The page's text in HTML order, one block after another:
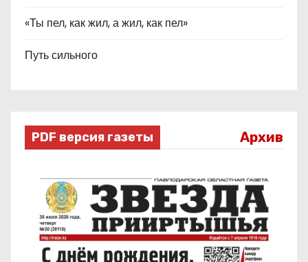
«Ты пел, как жил, а жил, как пел»
Путь сильного
PDF версия газеты Архив